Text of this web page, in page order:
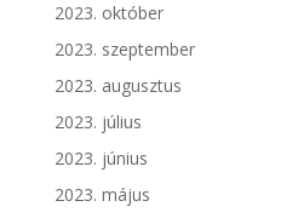
2023. október
2023. szeptember
2023. augusztus
2023. július
2023. június
2023. május